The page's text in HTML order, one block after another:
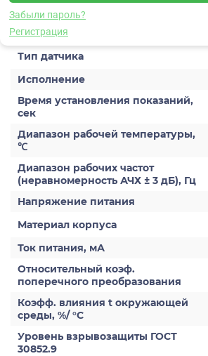
Забыли пароль?
Регистрация
Характеристики
Тип датчика
Исполнение
Время установления показаний,
сек
Диапазон рабочей температуры,
℃
Диапазон рабочих частот
(неравномерность АЧХ ± 3 дБ), Гц
Напряжение питания
Материал корпуса
Ток питания, мА
Относительный коэф.
поперечного преобразования
Коэфф. влияния t окружающей
среды, %/ °С
Уровень взрывозащиты ГОСТ
30852.9